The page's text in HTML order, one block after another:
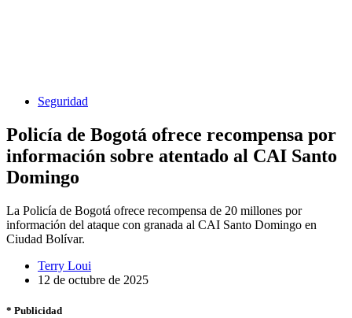
Seguridad
Policía de Bogotá ofrece recompensa por
información sobre atentado al CAI Santo
Domingo
La Policía de Bogotá ofrece recompensa de 20 millones por
información del ataque con granada al CAI Santo Domingo en
Ciudad Bolívar.
Terry Loui
12 de octubre de 2025
* Publicidad